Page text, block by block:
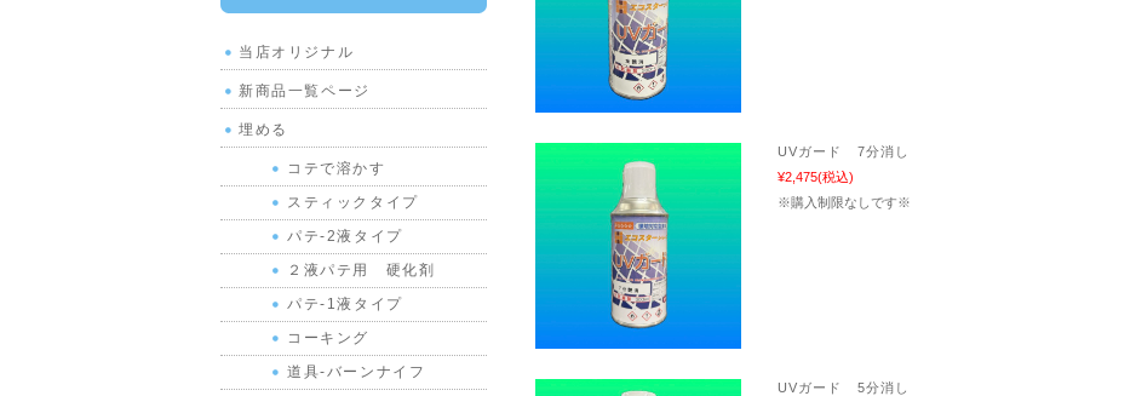
UVガード 7分消し
¥2,475(税込)
※購入制限なしです※
UVガード 5分消し
当店オリジナル
新商品一覧ページ
埋める
コテで溶かす
スティックタイプ
パテ-2液タイプ
２液パテ用 硬化剤
パテ-1液タイプ
コーキング
道具-バーンナイフ